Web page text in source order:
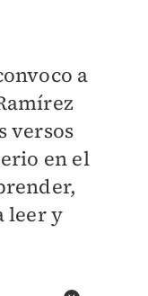
a
versos
en el
leer y